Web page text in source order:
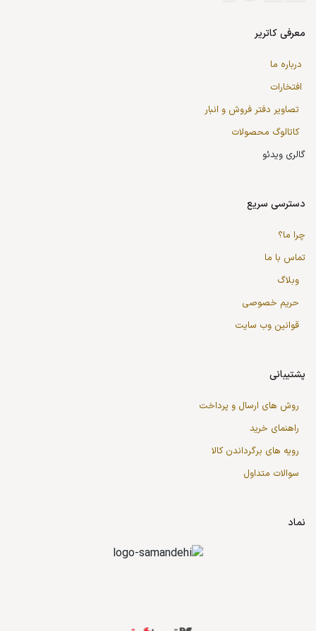
معرفی کاتریر
درباره ما
افتخارات
تصاویر دفتر فروش و انبار
کاتالوگ محصولات
گالری ویدئو
دسترسی سریع
چرا ما؟
تماس با ما
وبلاگ
حریم خصوصی
قوانین وب سایت
پشتیبانی
روش های ارسال و پرداخت
راهنمای خرید
رویه های برگرداندن کالا
سوالات متداول
نماد